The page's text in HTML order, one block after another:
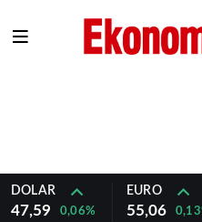
DOLAR
47,59 0,06%
EURO
55,06